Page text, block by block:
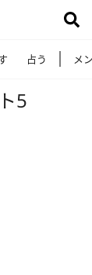
占う メ
5